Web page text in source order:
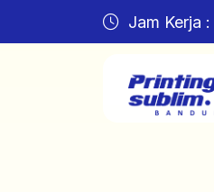
Jam Kerja :